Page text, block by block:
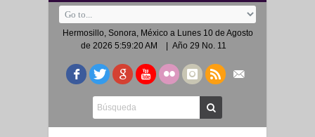
Hermosillo, Sonora, México a Lunes 10 de Agosto
de 2026 5:59:20 AM
| Año 29 No. 11